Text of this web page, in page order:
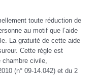
toute réduction de
au motif que l’aide
La gratuité de cette aide
Cette règle est
civile,
(n° 09-14.042) et du 2